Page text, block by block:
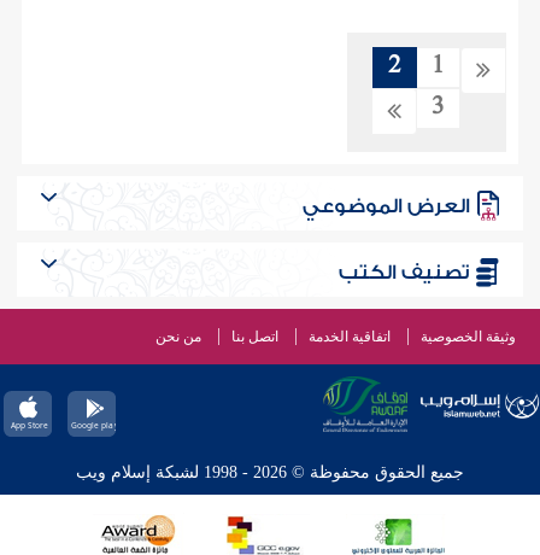
1
2
3
العرض الموضوعي
تصنيف الكتب
وثيقة الخصوصية اتفاقية الخدمة اتصل بنا من نحن
جميع الحقوق محفوظة © 2026 - 1998 لشبكة إسلام ويب